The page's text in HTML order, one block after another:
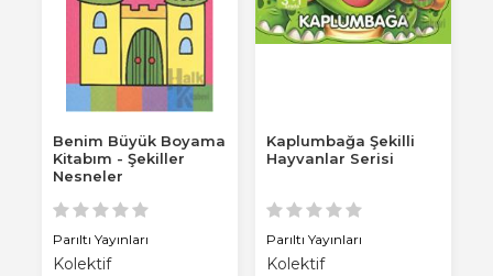
Benim Büyük Boyama
Kitabım - Şekiller
Nesneler
Parıltı Yayınları
Kolektif
Kaplumbağa Şekilli
Hayvanlar Serisi
Parıltı Yayınları
Kolektif